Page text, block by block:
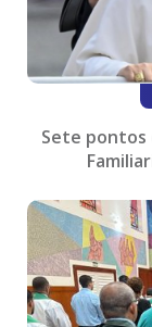
Sete pontos